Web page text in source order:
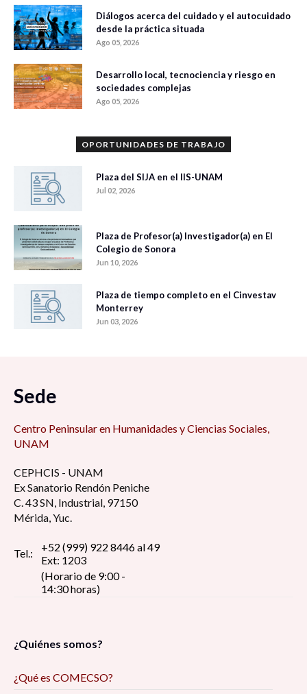
Diálogos acerca del cuidado y el autocuidado
desde la práctica situada
Ago 05, 2026
Desarrollo local, tecnociencia y riesgo en
sociedades complejas
Ago 05, 2026
OPORTUNIDADES DE TRABAJO
Plaza del SIJA en el IIS-UNAM
Jul 02, 2026
Plaza de Profesor(a) Investigador(a) en El
Colegio de Sonora
Jun 10, 2026
Plaza de tiempo completo en el Cinvestav
Monterrey
Jun 03, 2026
Sede
Centro Peninsular en Humanidades y Ciencias Sociales,
UNAM
CEPHCIS - UNAM
Ex Sanatorio Rendón Peniche
C. 43 SN, Industrial, 97150
Mérida, Yuc.
Tel.:
+52 (999) 922 8446 al 49
Ext: 1203
(Horario de 9:00 -
14:30 horas)
¿Quiénes somos?
¿Qué es COMECSO?